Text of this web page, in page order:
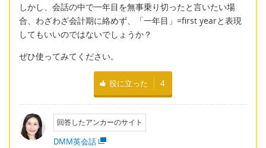
しかし、会話の中で一年目を無事乗り切ったと言いたい場
合、わざわざ会計期に絡めず、「一年目」=first yearと表現
してもいいのではないでしょうか？
ぜひ使ってみてください。
役に立った 4
回答したアンカーのサイト
DMM英会話